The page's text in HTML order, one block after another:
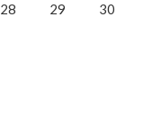
28 29 30